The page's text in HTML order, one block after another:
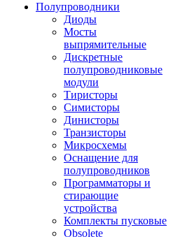
Полупроводники
Диоды
Мосты
выпрямительные
Дискретные
полупроводниковые
модули
Тиристоры
Симисторы
Динисторы
Транзисторы
Микросхемы
Оснащение для
полупроводников
Программаторы и
стирающие
устройства
Комплекты пусковые
Obsolete